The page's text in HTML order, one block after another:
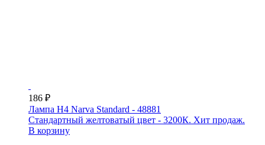
186 ₽
Лампа H4 Narva Standard - 48881
Стандартный желтоватый цвет - 3200К. Хит продаж.
В корзину